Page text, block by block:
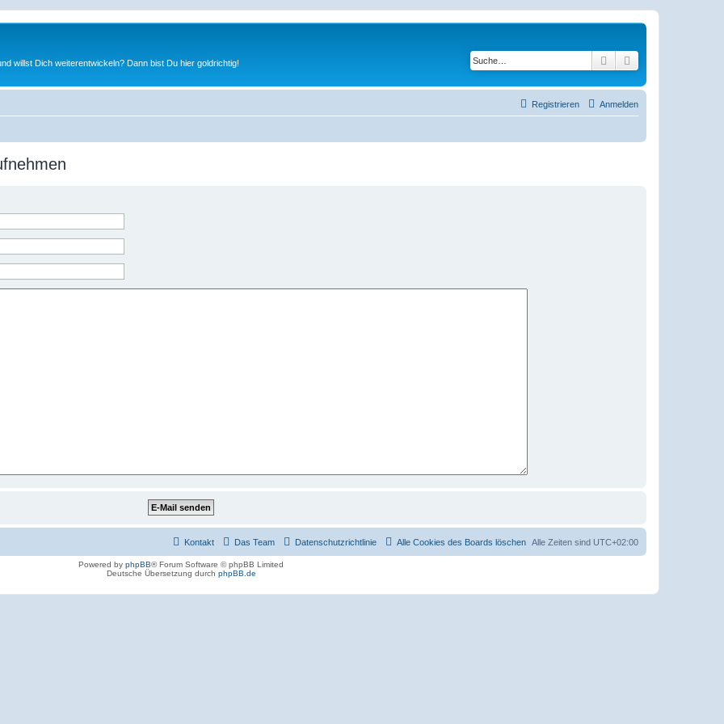
willst Dich weiterentwickeln? Dann bist Du hier goldrichtig! Suche
Anmelden
Registrieren
Alle Zeiten sind UTC+02:00
Alle Cookies des Boards löschen
Datenschutzrichtlinie
Das Team
Kontakt
Powered by phpBB® Forum Software © phpBB Limited
Deutsche Übersetzung durch phpBB.de